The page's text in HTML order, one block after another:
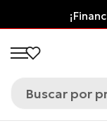
al
contenido